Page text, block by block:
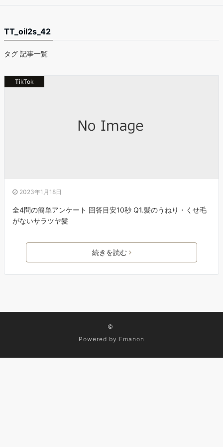
TT_oil2s_42
タグ 記事一覧
TikTok
2023年1月18日
全4問の簡単アンケート 回答目安10秒 Q1.髪のうねり・くせ毛
がないサラツヤ髪
続きを読む
©
Powered by Emanon